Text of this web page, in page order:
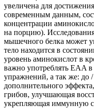
увеличена для
современным данным,
концентрации
на порцию).
мышечного белка может
тело находится в
уровень аминокислот в
важно употреблять EAA
упражнений, а так же: до
дополнительного
грибов, улучшающая
укрепляющая иммунную